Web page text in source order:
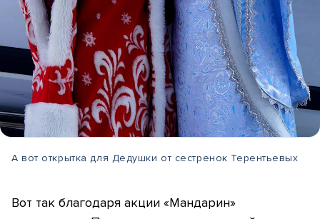
А вот открытка для Дедушки от сестренок Терентьевых
Вот так благодаря акции «Мандарин»